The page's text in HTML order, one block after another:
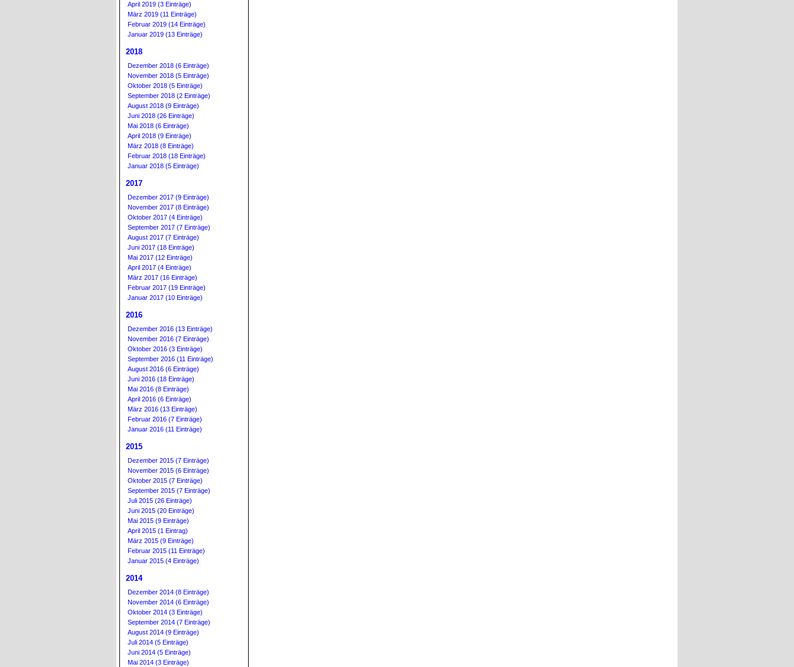
April 2019 (3 Einträge)
März 2019 (11 Einträge)
Februar 2019 (14 Einträge)
Januar 2019 (13 Einträge)
2018
Dezember 2018 (6 Einträge)
November 2018 (5 Einträge)
Oktober 2018 (5 Einträge)
September 2018 (2 Einträge)
August 2018 (9 Einträge)
Juni 2018 (26 Einträge)
Mai 2018 (6 Einträge)
April 2018 (9 Einträge)
März 2018 (8 Einträge)
Februar 2018 (18 Einträge)
Januar 2018 (5 Einträge)
2017
Dezember 2017 (9 Einträge)
November 2017 (8 Einträge)
Oktober 2017 (4 Einträge)
September 2017 (7 Einträge)
August 2017 (7 Einträge)
Juni 2017 (18 Einträge)
Mai 2017 (12 Einträge)
April 2017 (4 Einträge)
März 2017 (16 Einträge)
Februar 2017 (19 Einträge)
Januar 2017 (10 Einträge)
2016
Dezember 2016 (13 Einträge)
November 2016 (7 Einträge)
Oktober 2016 (3 Einträge)
September 2016 (11 Einträge)
August 2016 (6 Einträge)
Juni 2016 (18 Einträge)
Mai 2016 (8 Einträge)
April 2016 (6 Einträge)
März 2016 (13 Einträge)
Februar 2016 (7 Einträge)
Januar 2016 (11 Einträge)
2015
Dezember 2015 (7 Einträge)
November 2015 (6 Einträge)
Oktober 2015 (7 Einträge)
September 2015 (7 Einträge)
Juli 2015 (26 Einträge)
Juni 2015 (20 Einträge)
Mai 2015 (9 Einträge)
April 2015 (1 Eintrag)
März 2015 (9 Einträge)
Februar 2015 (11 Einträge)
Januar 2015 (4 Einträge)
2014
Dezember 2014 (8 Einträge)
November 2014 (6 Einträge)
Oktober 2014 (3 Einträge)
September 2014 (7 Einträge)
August 2014 (9 Einträge)
Juli 2014 (5 Einträge)
Juni 2014 (5 Einträge)
Mai 2014 (3 Einträge)